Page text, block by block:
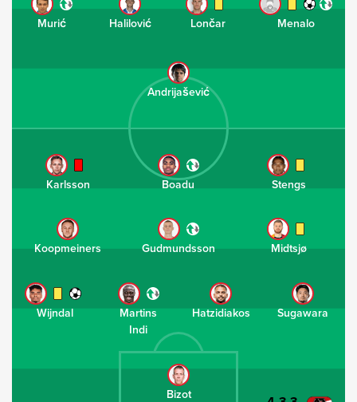
Murić Halilović Lončar Menalo
Andrijašević
Bizot
Sugawara
Hatzidiakos
Martins
Indi
Wijndal
Midtsjø
Gudmundsson
Koopmeiners
Stengs
Boadu
Karlsson